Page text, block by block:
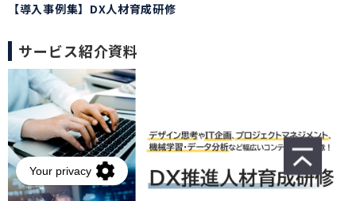
【導入事例集】DX人材育成研修
サービス紹介資料